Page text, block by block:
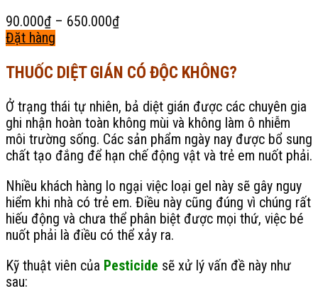
90.000₫ – 650.000₫Khoảng
90.000₫
650.000₫
Đặt hàng
phẩm
có
nhiều
biến
thể.
tùy
chọn
có
thể
chọn
trên
THUỐC DIỆT GIÁN CÓ ĐỘC KHÔNG?
Ở trạng thái tự nhiên, bả diệt gián được các chuyên gia
ghi nhận hoàn toàn không mùi và không làm ô nhiễm
môi trường sống. Các sản phẩm ngày nay được bổ sung
chất tạo đắng để hạn chế động vật và trẻ em nuốt phải.
Nhiều khách hàng lo ngại việc loại gel này sẽ gây nguy
hiểm khi nhà có trẻ em. Điều này cũng đúng vì chúng rất
hiếu động và chưa thể phân biệt được mọi thứ, việc bé
nuốt phải là điều có thể xảy ra.
Kỹ thuật viên của Pesticide sẽ xử lý vấn đề này như
sau: